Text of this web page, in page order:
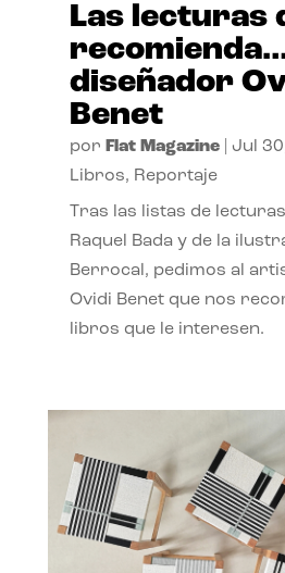
Las lecturas
diseñador
Benet
por Flat Magazine| Jul
Libros, Reportaje
Tras las listas de
Raquel Bada y de la
Berrocal, pedimos al
Ovidi Benet que nos
libros que le interesen.